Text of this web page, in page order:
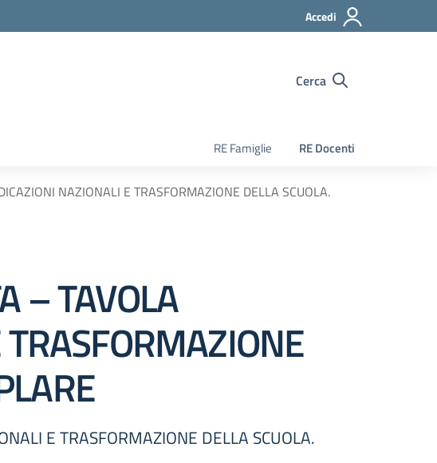
Accedi
Cerca
RE Famiglie RE Docenti
NAZIONALI E TRASFORMAZIONE DELLA SCUOLA.
– TAVOLA
E TRASFORMAZIONE DELLA SCUOLA.